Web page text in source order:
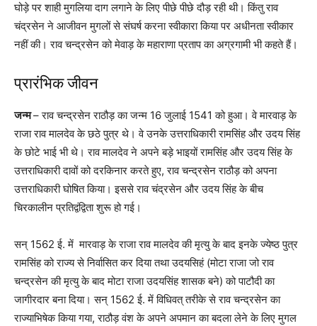
घोड़े पर शाही मुगलिया दाग लगाने के लिए पीछे पीछे दौड़ रही थी। किंतु राव
चंद्रसेन ने आजीवन मुगलों से संघर्ष करना स्वीकारा किया पर अधीनता स्वीकार
नहीं की। राव चन्द्रसेन को मेवाड़ के महाराणा प्रताप का अग्रगामी भी कहते हैं।
प्रारंभिक जीवन
जन्म– राव चन्द्रसेन राठौड़ का जन्म 16 जुलाई 1541 को हुआ। वे मारवाड़ के
राजा राव मालदेव के छठे पुत्र थे। वे उनके उत्तराधिकारी रामसिंह और उदय सिंह
के छोटे भाई भी थे। राव मालदेव ने अपने बड़े भाइयों रामसिंह और उदय सिंह के
उत्तराधिकारी दावों को दरकिनार करते हुए, राव चन्द्रसेन राठौड़ को अपना
उत्तराधिकारी घोषित किया। इससे राव चंद्रसेन और उदय सिंह के बीच
चिरकालीन प्रतिद्वंद्विता शुरू हो गई।
सन् 1562 ई. में मारवाड़ के राजा राव मालदेव की मृत्यु के बाद इनके ज्येष्ठ पुत्र
रामसिंह को राज्य से निर्वासित कर दिया तथा उदयसिहं (मोटा राजा जो राव
चन्द्रसेन की मृत्यु के बाद मोटा राजा उदयसिंह शासक बने) को पाटौदी का
जागीरदार बना दिया। सन् 1562 ई. में विधिवत् तरीके से राव चन्द्रसेन का
राज्याभिषेक किया गया, राठौड़ वंश के अपने अपमान का बदला लेने के लिए मुगल